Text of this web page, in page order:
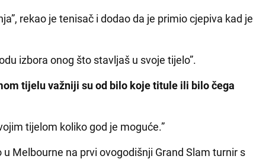
rekao je tenisač i dodao da je primio cjepiva kad je
izbora onog što stavljaš u svoje tijelo”.
tijelu važniji su od bilo koje titule ili bilo čega
tijelom koliko god je moguće.”
Melbourne na prvi ovogodišnji Grand Slam turnir s